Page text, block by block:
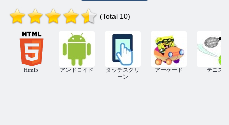
(Total 10)
Html5 アンドロイド
タッチスクリ
ーン
アーケード テニス